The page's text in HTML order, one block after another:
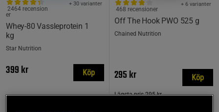
Whey-80 Vassleprotein 1
kg
+ 30 varianter
2464 recension
er
Star Nutrition
399 kr Köp
Off The Hook PWO 525 g
+ 6 varianter
468 recensioner
Chained Nutrition
295 kr
Lägsta pris 295 kr
Köp